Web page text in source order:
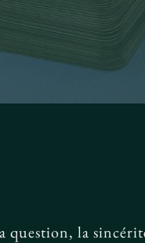
question, la